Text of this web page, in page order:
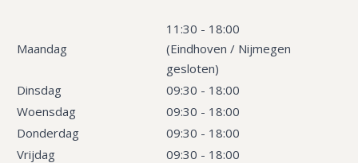
Maandag
11:30 - 18:00
(Eindhoven / Nijmegen
gesloten)
Dinsdag
09:30 - 18:00
Woensdag
09:30 - 18:00
Donderdag
09:30 - 18:00
Vrijdag
09:30 - 18:00